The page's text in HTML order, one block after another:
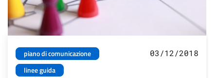
piano di comunicazione
linee guida
03/12/2018